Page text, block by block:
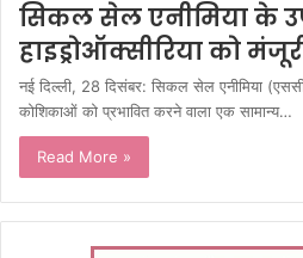
सिकल सेल एनीमिया के
हाइड्रोऑक्सीरिया को
नई दिल्ली, 28 दिसंबर: सिकल सेल एनीमिया
कोशिकाओं को प्रभावित करने वाला एक सामान्य…
Read More »